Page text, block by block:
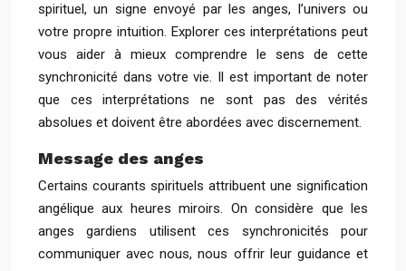
spirituel, un signe envoyé par les anges, l’univers ou
votre propre intuition. Explorer ces interprétations peut
vous aider à mieux comprendre le sens de cette
synchronicité dans votre vie. Il est important de noter
que ces interprétations ne sont pas des vérités
absolues et doivent être abordées avec discernement.
Message des anges
Certains courants spirituels attribuent une signification
angélique aux heures miroirs. On considère que les
anges gardiens utilisent ces synchronicités pour
communiquer avec nous, nous offrir leur guidance et